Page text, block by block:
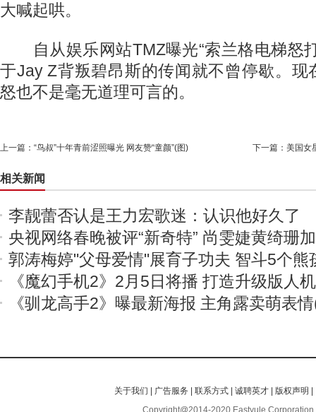
大喊起哄。
自从娱乐网站TMZ曝光“索兰格电梯怒
于Jay Z背叛碧昂斯的传闻就不曾停歇。现
怒也不是毫无道理可言的。
上一篇： “鸟叔”十年青前涩照曝光 网友赞“童颜”(图) 下一篇： 美国女
相关新闻
李靓蕾否认是王力宏歌迷：认识他好久了
央视网络春晚被评“新奇特” 尚雯婕黄绮珊
郭涛梅婷"父母爱情"展育子功夫 智斗5个熊
《魔幻手机2》2月5日将播 打造升级版人
《驯龙高手2》曝最新海报 主角露卖萌表
关于我们 广告服务 |联系方式 |诚聘英才 版权声明
Copyright@2014-2020 Eastyule